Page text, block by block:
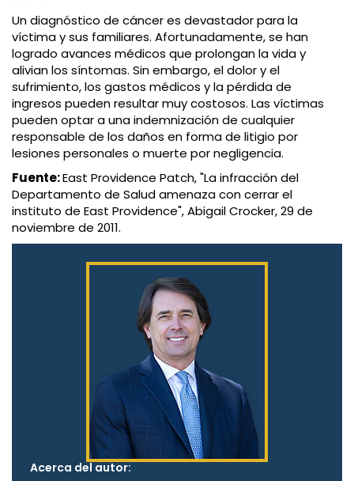
Un diagnóstico de cáncer es devastador para la
víctima y sus familiares. Afortunadamente, se han
logrado avances médicos que prolongan la vida y
alivian los síntomas. Sin embargo, el dolor y el
sufrimiento, los gastos médicos y la pérdida de
ingresos pueden resultar muy costosos. Las víctimas
pueden optar a una indemnización de cualquier
responsable de los daños en forma de litigio por
lesiones personales o muerte por negligencia.
Fuente:East Providence Patch, "La infracción del
Departamento de Salud amenaza con cerrar el
instituto de East Providence", Abigail Crocker, 29 de
noviembre de 2011.
Acerca del autor: